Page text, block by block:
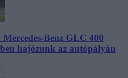
Benz GLC 400
hajózunk az autópályán